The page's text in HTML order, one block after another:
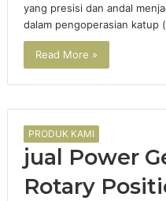
yang presisi dan andal
dalam pengoperasian katup
Read More »
PRODUK KAMI
jual Power
Rotary